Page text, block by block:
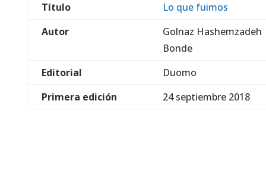
Título
Lo que fuimos
Autor
Golnaz Hashemzadeh
Bonde
Editorial
Duomo
Primera edición
24 septiembre 2018